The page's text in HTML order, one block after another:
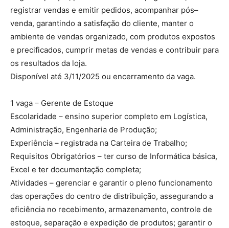
registrar vendas e emitir pedidos, acompanhar pós–
venda, garantindo a satisfação do cliente, manter o
ambiente de vendas organizado, com produtos expostos
e precificados, cumprir metas de vendas e contribuir para
os resultados da loja.
Disponível até 3/11/2025 ou encerramento da vaga.
1 vaga – Gerente de Estoque
Escolaridade – ensino superior completo em Logística,
Administração, Engenharia de Produção;
Experiência – registrada na Carteira de Trabalho;
Requisitos Obrigatórios – ter curso de Informática básica,
Excel e ter documentação completa;
Atividades – gerenciar e garantir o pleno funcionamento
das operações do centro de distribuição, assegurando a
eficiência no recebimento, armazenamento, controle de
estoque, separação e expedição de produtos; garantir o